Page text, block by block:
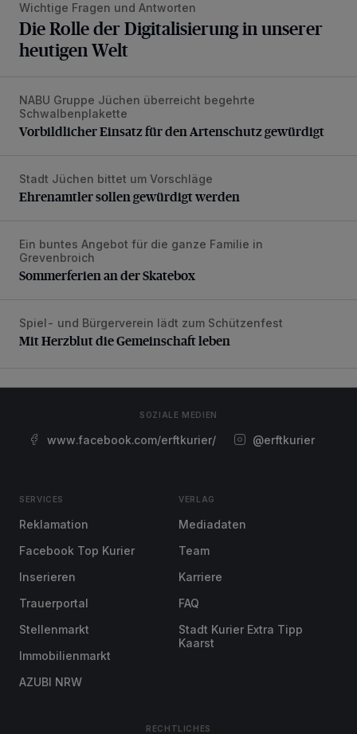
Die Rolle der Digitalisierung in unserer heutigen Welt
Wichtige Fragen und Antworten
Die Rolle der Digitalisierung in unserer
heutigen Welt
Vorbildlicher Einsatz für den Artenschutz gewürdigt
NABU Gruppe Jüchen überreicht begehrte
Schwalbenplakette
Vorbildlicher Einsatz für den Artenschutz gewürdigt
Ehrenamtler sollen gewürdigt werden
Stadt Jüchen bittet um Vorschläge
Ehrenamtler sollen gewürdigt werden
Sommerferien an der Skatebox
Ein buntes Angebot für die ganze Familie in
Grevenbroich
Sommerferien an der Skatebox
Mit Herzblut die Gemeinschaft leben
Spiel- und Bürgerverein lädt zum Schützenfest
Mit Herzblut die Gemeinschaft leben
SOZIALE MEDIEN
www.facebook.com/erftkurier/ @erftkurier
SERVICES
Reklamation
Facebook Top Kurier
Inserieren
Trauerportal
Stellenmarkt
Immobilienmarkt
AZUBI NRW
VERLAG
Mediadaten
Team
Karriere
FAQ
Stadt Kurier Extra Tipp
Kaarst
RECHTLICHES